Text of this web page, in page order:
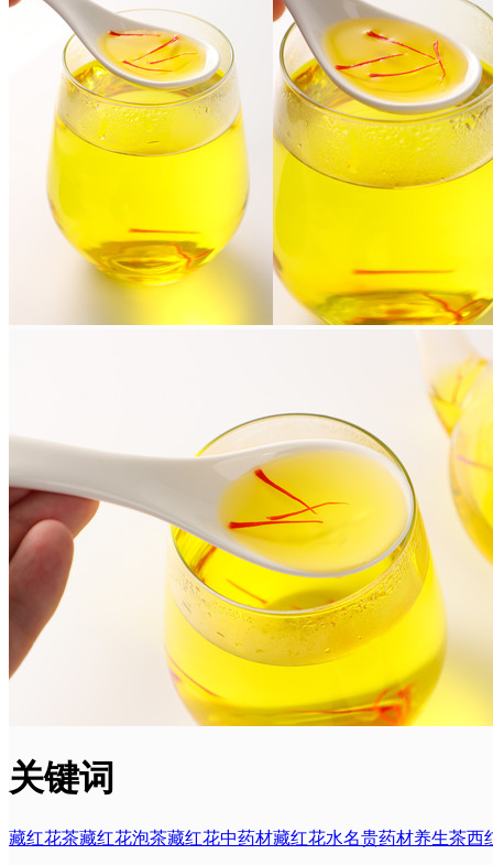
关键词
藏红花茶藏红花泡茶藏红花中药材藏红花水名贵药材养生茶西